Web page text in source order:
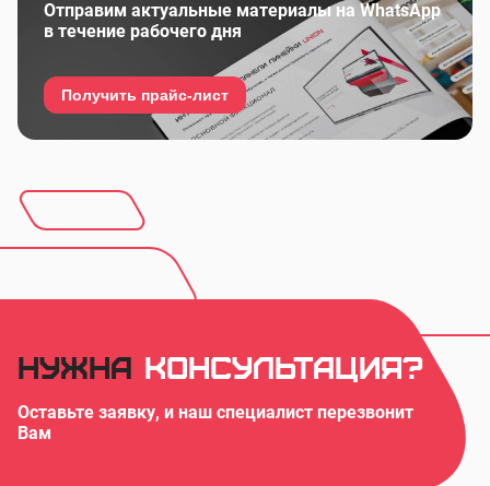
Отправим актуальные материалы на WhatsApp
в течение рабочего дня
Получить прайс-лист
Нужна консультация?
Оставьте заявку, и наш специалист перезвонит
Вам